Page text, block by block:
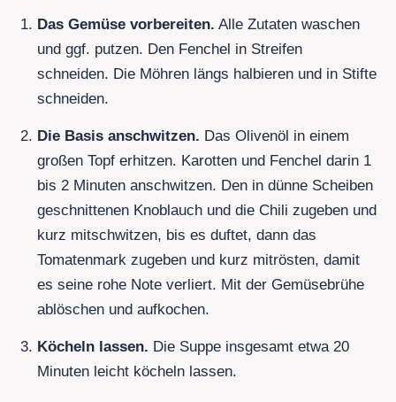
Das Gemüse vorbereiten. Alle Zutaten waschen
und ggf. putzen. Den Fenchel in Streifen
schneiden. Die Möhren längs halbieren und in Stifte
schneiden.
Die Basis anschwitzen. Das Olivenöl in einem
großen Topf erhitzen. Karotten und Fenchel darin 1
bis 2 Minuten anschwitzen. Den in dünne Scheiben
geschnittenen Knoblauch und die Chili zugeben und
kurz mitschwitzen, bis es duftet, dann das
Tomatenmark zugeben und kurz mitrösten, damit
es seine rohe Note verliert. Mit der Gemüsebrühe
ablöschen und aufkochen.
Köcheln lassen. Die Suppe insgesamt etwa 20
Minuten leicht köcheln lassen.